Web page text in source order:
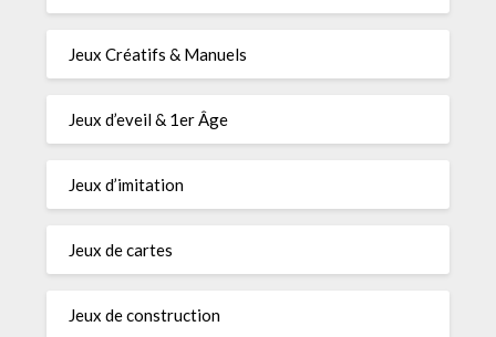
Jeux Créatifs & Manuels
Jeux d’eveil & 1er Âge
Jeux d’imitation
Jeux de cartes
Jeux de construction